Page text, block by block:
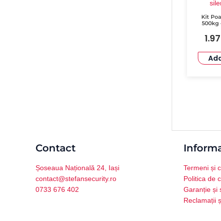
Kit
500kg
Contact
Șoseaua Națională 24, Iași
contact@stefansecurity.ro
0733 676 402
Termeni și
Politica de
Garanție și
Reclamații